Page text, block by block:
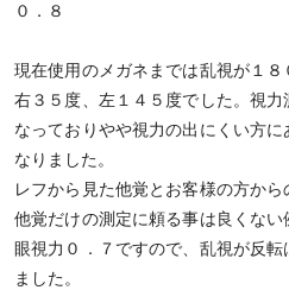
０．８
現在使用のメガネまでは乱視が１
右３５度、左１４５度でした。視
なっておりやや視力の出にくい方
なりました。
レフから見た他覚とお客様の方から
他覚だけの測定に頼る事は良くな
眼視力０．７ですので、乱視が反
ました。